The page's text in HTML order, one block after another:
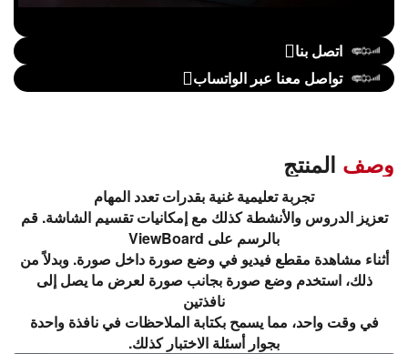
اتصل بنا
تواصل معنا عبر الواتساب
وصف المنتج
تجربة تعليمية غنية بقدرات تعدد المهام
تعزيز الدروس والأنشطة كذلك مع إمكانيات تقسيم الشاشة. قم
بالرسم على ViewBoard
أثناء مشاهدة مقطع فيديو في وضع صورة داخل صورة. وبدلاً من
ذلك، استخدم وضع صورة بجانب صورة لعرض ما يصل إلى
نافذتين
في وقت واحد، مما يسمح بكتابة الملاحظات في نافذة واحدة
بجوار أسئلة الاختبار كذلك.